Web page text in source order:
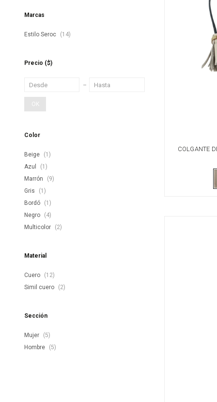
COLGANTE
Marcas
Estilo Seroc (14)
Precio ($)
OK
Color
Beige
(1)
Azul
(1)
Marrón
(9)
Gris
(1)
Bordó
(1)
Negro
(4)
Multicolor
(2)
Material
Cuero
(12)
Simil cuero
(2)
Sección
Mujer
(5)
Hombre
(5)